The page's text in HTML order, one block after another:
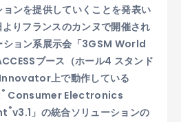
ンを提供していくことを発表い
りフランスのカンヌで開催され
ション系展示会「3GSM World
ブース（ホール4 スタンド
上で動作している
® Consumer Electronics
®v3.1」の統合ソリューションの